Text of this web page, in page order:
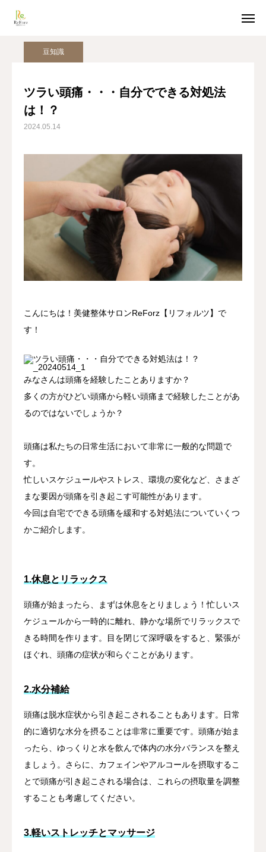
豆知識
ツラい頭痛・・・自分でできる対処法
は！？
2024.05.14
こんにちは！美健整体サロンReForz【リフォルツ】で
す！
みなさんは頭痛を経験したことありますか？
多くの方がひどい頭痛から軽い頭痛まで経験したことがあ
るのではないでしょうか？
頭痛は私たちの日常生活において非常に一般的な問題で
す。
忙しいスケジュールやストレス、環境の変化など、さまざ
まな要因が頭痛を引き起こす可能性があります。
今回は自宅でできる頭痛を緩和する対処法についていくつ
かご紹介します。
1.休息とリラックス
頭痛が始まったら、まずは休息をとりましょう！忙しいス
ケジュールから一時的に離れ、静かな場所でリラックスで
きる時間を作ります。目を閉じて深呼吸をすると、緊張が
ほぐれ、頭痛の症状が和らぐことがあります。
2.水分補給
頭痛は脱水症状から引き起こされることもあります。日常
的に適切な水分を摂ることは非常に重要です。頭痛が始ま
ったら、ゆっくりと水を飲んで体内の水分バランスを整え
ましょう。さらに、カフェインやアルコールを摂取するこ
とで頭痛が引き起こされる場合は、これらの摂取量を調整
することも考慮してください。
3.軽いストレッチとマッサージ
アクセス
姿勢美人コラム
美容整体